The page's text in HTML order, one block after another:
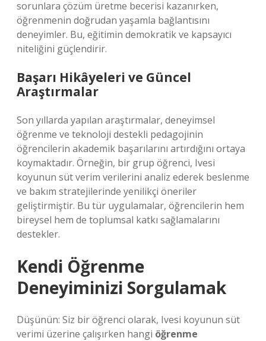
sorunlara çözüm üretme becerisi kazanırken,
öğrenmenin doğrudan yaşamla bağlantısını
deneyimler. Bu, eğitimin demokratik ve kapsayıcı
niteliğini güçlendirir.
Başarı Hikâyeleri ve Güncel
Araştırmalar
Son yıllarda yapılan araştırmalar, deneyimsel
öğrenme ve teknoloji destekli pedagojinin
öğrencilerin akademik başarılarını artırdığını ortaya
koymaktadır. Örneğin, bir grup öğrenci, Ivesi
koyunun süt verim verilerini analiz ederek beslenme
ve bakım stratejilerinde yenilikçi öneriler
geliştirmiştir. Bu tür uygulamalar, öğrencilerin hem
bireysel hem de toplumsal katkı sağlamalarını
destekler.
Kendi Öğrenme
Deneyiminizi Sorgulamak
Düşünün: Siz bir öğrenci olarak, Ivesi koyunun süt
verimi üzerine çalışırken hangi öğrenme